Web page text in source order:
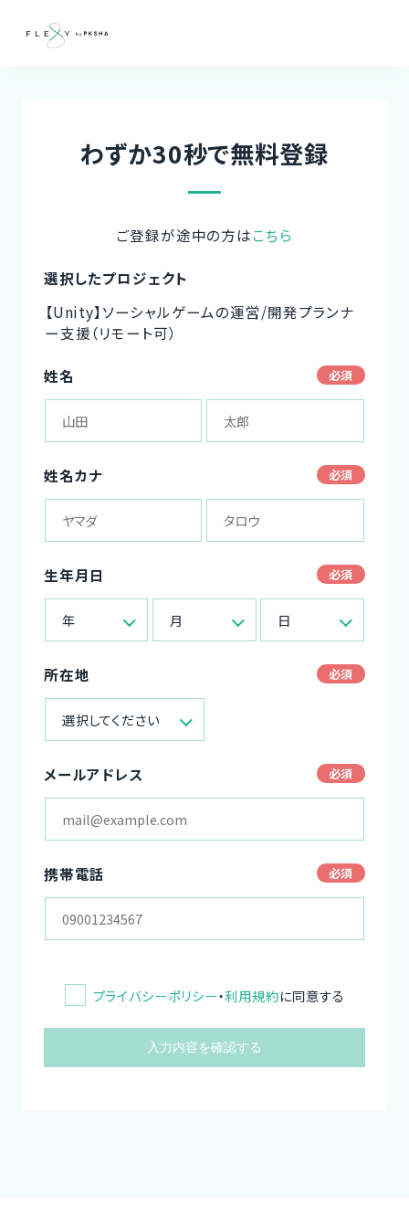
わずか30秒で無料登録
ご登録が途中の方はこちら
選択したプロジェクト
【Unity】ソーシャルゲームの運営/開発プランナ
ー支援（リモート可）
姓名
姓名カナ
生年月日
年 月 日
所在地
選択してください
メールアドレス
携帯電話
プライバシーポリシー・利用規約に同意する
入力内容を確認する